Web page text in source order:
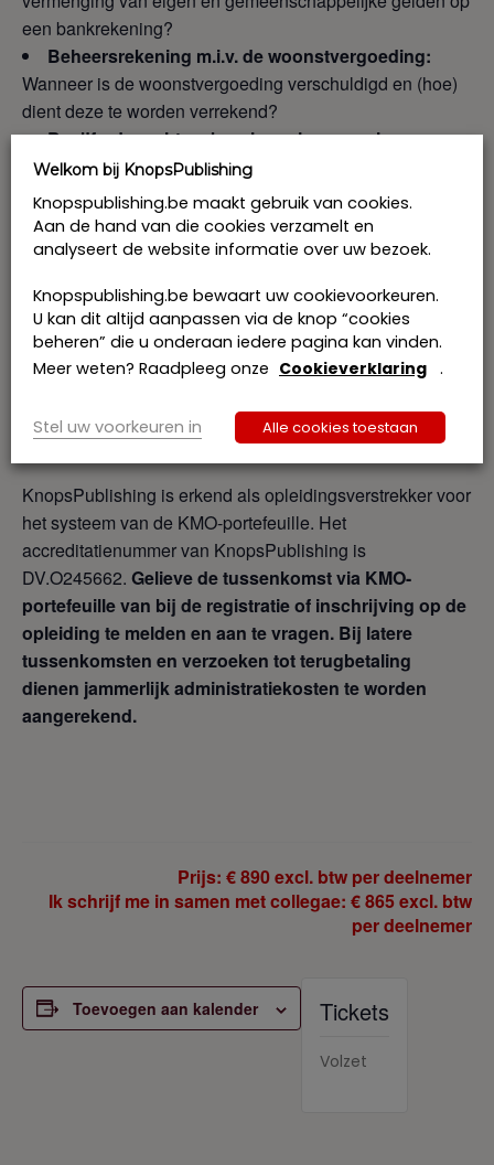
een bankrekening?
Beheersrekening m.i.v. de woonstvergoeding:
Wanneer is de woonstvergoeding verschuldigd en (hoe)
dient deze te worden verrekend?
Becijferde rechten, kavelvorming en opleg:
Wanneer is er sprake van heling? Wat indien een
echtgenoot voor de inleiding van de
echtscheidingsvordering gelden afhaalt van de rekening?
Wat is de verhouding tussen de preferentiële toewijzing
Programma
Opleiding enkel toegankelijk voor notarissen, kandidaat-
advocaten. Het aantal deelnemers is beperkt om
doelgerichte interactie met de sprekers mogelijk te maken.
KnopsPublishing is erkend als opleidingsverstrekker voor
het systeem van de KMO-portefeuille. Het
accreditatienummer van KnopsPublishing is
DV.O245662. Gelieve de tussenkomst via KMO-
portefeuille van bij de registratie of inschrijving op de
opleiding te melden en aan te vragen. Bij latere
tussenkomsten en verzoeken tot terugbetaling
dienen jammerlijk administratiekosten te worden
aangerekend.
Prijs: € 890 excl. btw per deelnemer
Ik schrijf me in samen met collegae: € 865 excl. btw
per deelnemer
Toevoegen aan kalender Tickets
Volzet
Welkom bij KnopsPublishing
Knopspublishing.be maakt gebruik van cookies.
Aan de hand van die cookies verzamelt en
analyseert de website informatie over uw bezoek.
Knopspublishing.be bewaart uw cookievoorkeuren.
U kan dit altijd aanpassen via de knop “cookies
beheren” die u onderaan iedere pagina kan vinden.
Meer weten? Raadpleeg onze Cookieverklaring .
Stel uw voorkeuren in Alle cookies toestaan